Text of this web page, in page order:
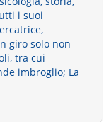
i suoi
giro solo non
tra cui
imbroglio; La